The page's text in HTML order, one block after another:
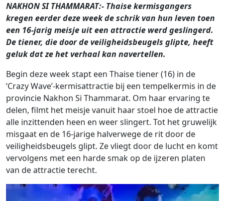
NAKHON SI THAMMARAT:- Thaise kermisgangers
kregen eerder deze week de schrik van hun leven toen
een 16-jarig meisje uit een attractie werd geslingerd.
De tiener, die door de veiligheidsbeugels glipte, heeft
geluk dat ze het verhaal kan navertellen.
Begin deze week stapt een Thaise tiener (16) in de
‘Crazy Wave’-kermisattractie bij een tempelkermis in de
provincie Nakhon Si Thammarat. Om haar ervaring te
delen, filmt het meisje vanuit haar stoel hoe de attractie
alle inzittenden heen en weer slingert. Tot het gruwelijk
misgaat en de 16-jarige halverwege de rit door de
veiligheidsbeugels glipt. Ze vliegt door de lucht en komt
vervolgens met een harde smak op de ijzeren platen
van de attractie terecht.